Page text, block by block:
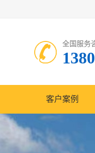
全国服务
客户案例